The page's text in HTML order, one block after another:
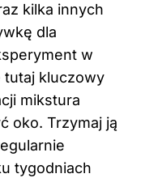
kilka innych
dla
w
tutaj kluczowy
mikstura
oko. Trzymaj ją
tygodniach